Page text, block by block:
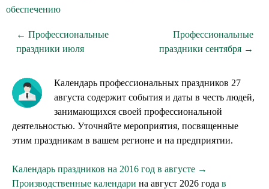
обеспечению
← Профессиональные
праздники июля
Профессиональные
праздники сентября →
Календарь профессиональных праздников 27
августа содержит события и даты в честь людей,
занимающихся своей профессиональной
деятельностью. Уточняйте мероприятия, посвященные
этим праздникам в вашем регионе и на предприятии.
Календарь праздников на 2016 год в августе →
Производственные календари на август 2026 года в